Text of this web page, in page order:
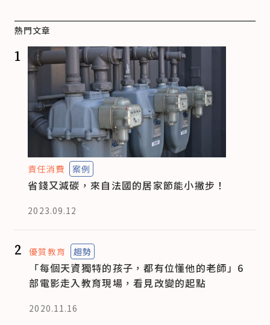
熱門文章
1
責任消費 案例
省錢又減碳，來自法國的居家節能小撇步！
2023.09.12
2 優質教育 趨勢
「每個天資獨特的孩子，都有位懂他的老師」6
部電影走入教育現場，看見改變的起點
2020.11.16